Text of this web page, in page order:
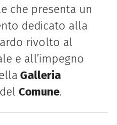
che presenta un
dedicato alla
rivolto al
e all’impegno
Galleria
Comune.